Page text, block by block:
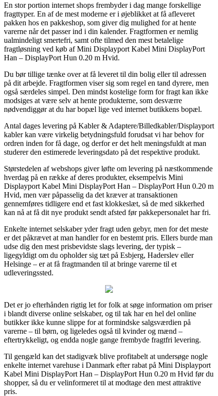
En stor portion internet shops frembyder i dag mange forskellige
fragttyper. En af de mest moderne er i øjeblikket at få afleveret
pakken hos en pakkeshop, som giver dig mulighed for at hente
varerne når det passer ind i din kalender. Fragtformen er nemlig
ualmindeligt smertefri, samt ofte tilmed den mest betalelige
fragtløsning ved køb af Mini Displayport Kabel Mini DisplayPort
Han – DisplayPort Hun 0.20 m Hvid.
Du bør tillige tænke over at få leveret til din bolig eller til adressen
på dit arbejde. Fragtformen viser sig som regel en tand dyrere, men
også særdeles simpel. Den mindst kostelige form for fragt kan ikke
modsiges at være selv at hente produkterne, som desværre
nødvendiggør at du har bopæl lige ved internet butikkens bopæl.
Antal dages levering på Kabler & Adaptere/Billedkabler/Displayport
kabler kan være virkelig betydningsfuld forudsat vi har behov for
ordren inden for få dage, og derfor er det helt meningsfuldt at man
studerer den estimerede leveringsdato på det respektive produkt.
Størstedelen af webshops giver løfte om levering på næstkommende
hverdag på en række af deres produkter, eksempelvis Mini
Displayport Kabel Mini DisplayPort Han – DisplayPort Hun 0.20 m
Hvid, men vær påpasselig da det kræver at transaktionen
gennemføres tidligere end et fast klokkeslæt, så de med sikkerhed
kan nå at få dit nye produkt sendt afsted før pakkepersonalet har fri.
Enkelte internet selskaber yder fragt uden gebyr, men for det meste
er det påkrævet at man handler for en bestemt pris. Ellers burde man
udse dig den mest prisbevidste slags levering, der typisk –
ligegyldigt om du opholder sig tæt på Esbjerg, Haderslev eller
Helsinge – er at få fragtmanden til at bringe varerne til et
udleveringssted.
Det er jo efterhånden rigtig let for folk at søge information om priser
i blandt diverse online selskaber, og til tak har en hel del online
butikker ikke kunne slippe for at formindske salgsværdien på
varerne – til børn, og ligeledes også til kvinder og mænd –
eftertrykkeligt, og endda nogle gange frembyde fragtfri levering.
Til gengæld kan det stadigvæk blive profitabelt at undersøge nogle
enkelte internet varehuse i Danmark efter rabat på Mini Displayport
Kabel Mini DisplayPort Han – DisplayPort Hun 0.20 m Hvid før du
shopper, så du er velinformeret til at modtage den mest attraktive
pris.